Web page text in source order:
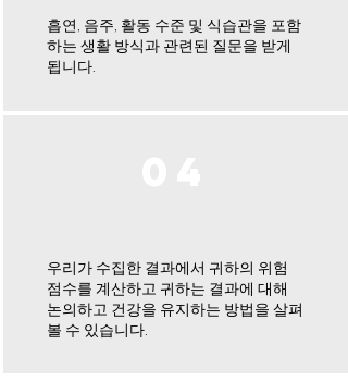
흡연, 음주, 활동 수준 및 식습관을 포함
하는 생활 방식과 관련된 질문을 받게
됩니다.
우리가 수집한 결과에서 귀하의 위험
점수를 계산하고 귀하는 결과에 대해
논의하고 건강을 유지하는 방법을 살펴
볼 수 있습니다.